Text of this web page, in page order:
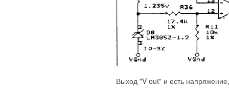
Выход "V out" и есть